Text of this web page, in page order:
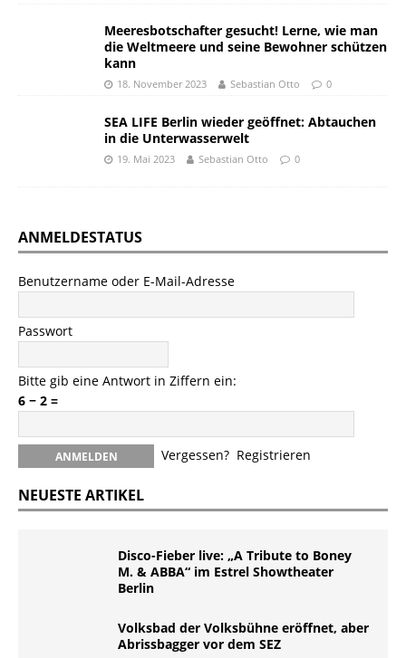
Meeresbotschafter gesucht! Lerne, wie man
die Weltmeere und seine Bewohner schützen
kann
18. November 2023 Sebastian Otto 0
SEA LIFE Berlin wieder geöffnet: Abtauchen
in die Unterwasserwelt
19. Mai 2023 Sebastian Otto 0
ANMELDESTATUS
Benutzername oder E-Mail-Adresse
Passwort
Bitte gib eine Antwort in Ziffern ein:
6 − 2 =
Vergessen? Registrieren
NEUESTE ARTIKEL
Disco-Fieber live: „A Tribute to Boney
M. & ABBA“ im Estrel Showtheater
Berlin
Volksbad der Volksbühne eröffnet, aber
Abrissbagger vor dem SEZ